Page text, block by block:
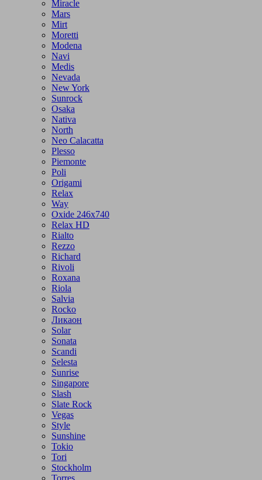
Miracle
Mars
Mirt
Moretti
Modena
Navi
Medis
Nevada
New York
Sunrock
Osaka
Nativa
North
Neo Calacatta
Plesso
Piemonte
Poli
Origami
Relax
Way
Oxide 246x740
Relax HD
Rialto
Rezzo
Richard
Rivoli
Roxana
Riola
Salvia
Rocko
Ликаон
Solar
Sonata
Scandi
Selesta
Sunrise
Singapore
Slash
Slate Rock
Vegas
Style
Sunshine
Tokio
Tori
Stockholm
Torres